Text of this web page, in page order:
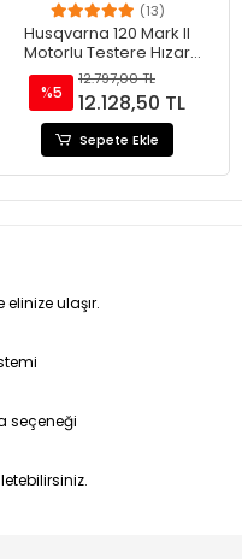
(13)
Husqvarna 120 Mark II
Motorlu Testere Hızar
(Husqvarna 236'nın Yeni
Modeli)
%5
12.797,00 TL
12.128,50 TL
Sepete Ekle
ulaşır.
seçeneği